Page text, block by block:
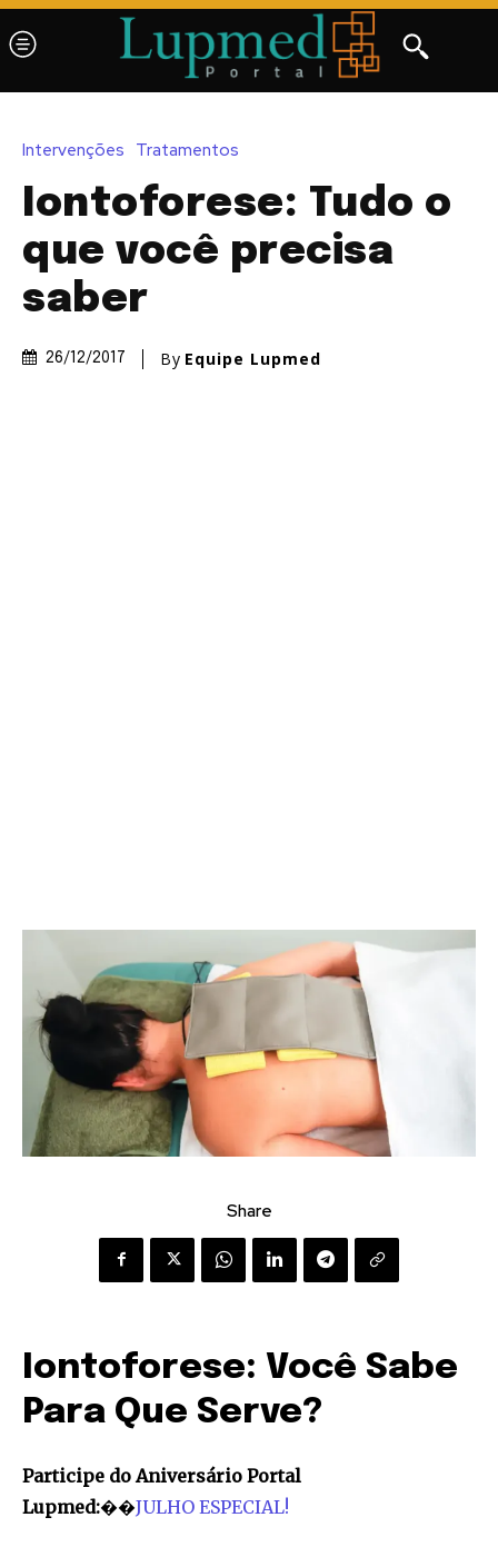
Intervenções Tratamentos
Iontoforese: Tudo o
que você precisa
saber
26/12/2017 By Equipe Lupmed
Share
Iontoforese: Você Sabe
Para Que Serve?
Participe do Aniversário Portal
Lupmed:��JULHO ESPECIAL!